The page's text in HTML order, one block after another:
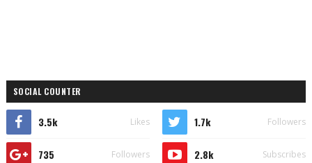
SOCIAL COUNTER
3.5k Likes 1.7k Followers
735 Followers 2.8k Subscribes